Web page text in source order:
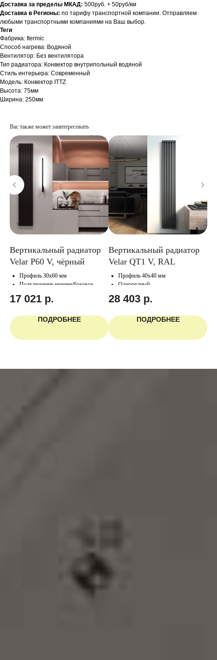
Доставка за пределы МКАД: 500руб. + 50руб/км
Доставка в Регионы: по тарифу транспортной компании. Отправляем
любыми транспортными компаниями на Ваш выбор.
Теги
Фабрика: Itermic
Способ нагрева: Водяной
Вентилятор: Без вентилятора
Тип радиатора: Конвектор внутрипольный водяной
Стиль интерьера: Современный
Модель: Конвектор ITTZ
Высота: 75мм
Ширина: 250мм
Вас также может заинтересовать
Вертикальный радиатор
Velar P60 V, чёрный
Профиль 30х60 мм
Подключение нижнее/боковое
17 021 р.
ПОДРОБНЕЕ
Вертикальный радиатор
Velar QT1 V, RAL
Профиль 40х40 мм
Однорядный
28 403 р.
ПОДРОБНЕЕ